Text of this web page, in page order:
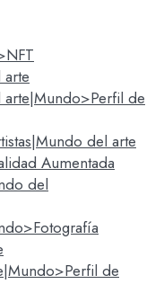
de
del arte
Aumentada
del
de